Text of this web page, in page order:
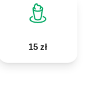
15 zł